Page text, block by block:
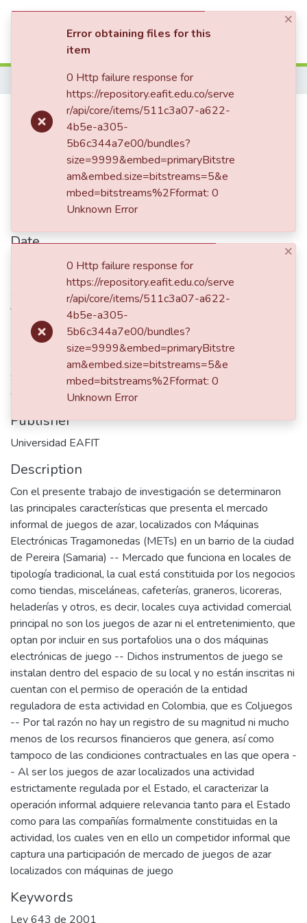
Communities & Collections
All of DSpace
Statistics
Publication:Caracterización del
mercado informal de juegos con
máquinas de azar en el barrio
Samaria de la ciudad de Pereira
Date
Authors
Velásquez Duque, Carlos David
dc.contributor.advisor
Serrano Rivero, Sergio Andrés
Calle Saldarriaga, María Alejandra
Publisher
Universidad EAFIT
Description
Con el presente trabajo de investigación se determinaron
las principales características que presenta el mercado
informal de juegos de azar, localizados con Máquinas
Electrónicas Tragamonedas (METs) en un barrio de la ciudad
de Pereira (Samaria) -- Mercado que funciona en locales de
tipología tradicional, la cual está constituida por los negocios
como tiendas, misceláneas, cafeterías, graneros, licoreras,
heladerías y otros, es decir, locales cuya actividad comercial
principal no son los juegos de azar ni el entretenimiento, que
optan por incluir en sus portafolios una o dos máquinas
electrónicas de juego -- Dichos instrumentos de juego se
instalan dentro del espacio de su local y no están inscritas ni
cuentan con el permiso de operación de la entidad
reguladora de esta actividad en Colombia, que es Coljuegos
-- Por tal razón no hay un registro de su magnitud ni mucho
menos de los recursos financieros que genera, así como
tampoco de las condiciones contractuales en las que opera -
- Al ser los juegos de azar localizados una actividad
estrictamente regulada por el Estado, el caracterizar la
operación informal adquiere relevancia tanto para el Estado
como para las compañías formalmente constituidas en la
actividad, los cuales ven en ello un competidor informal que
captura una participación de mercado de juegos de azar
localizados con máquinas de juego
Keywords
Ley 643 de 2001
×
Error obtaining files for this
item
0 Http failure response for
https://repository.eafit.edu.co/serve
r/api/core/items/511c3a07-a622-
4b5e-a305-
5b6c344a7e00/bundles?
size=9999&embed=primaryBitstre
am&embed.size=bitstreams=5&e
mbed=bitstreams%2Fformat: 0
Unknown Error
×
0 Http failure response for
https://repository.eafit.edu.co/serve
r/api/core/items/511c3a07-a622-
4b5e-a305-
5b6c344a7e00/bundles?
size=9999&embed=primaryBitstre
am&embed.size=bitstreams=5&e
mbed=bitstreams%2Fformat: 0
Unknown Error